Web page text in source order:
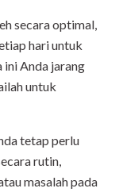
secara optimal,
hari untuk
ini Anda jarang
untuk
tetap perlu
rutin,
masalah pada